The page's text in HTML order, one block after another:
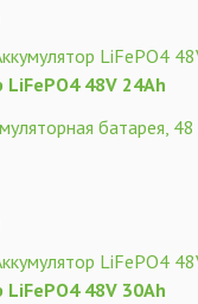
LiFePO4 48V 24Ah
батарея,
LiFePO4 48V 30Ah